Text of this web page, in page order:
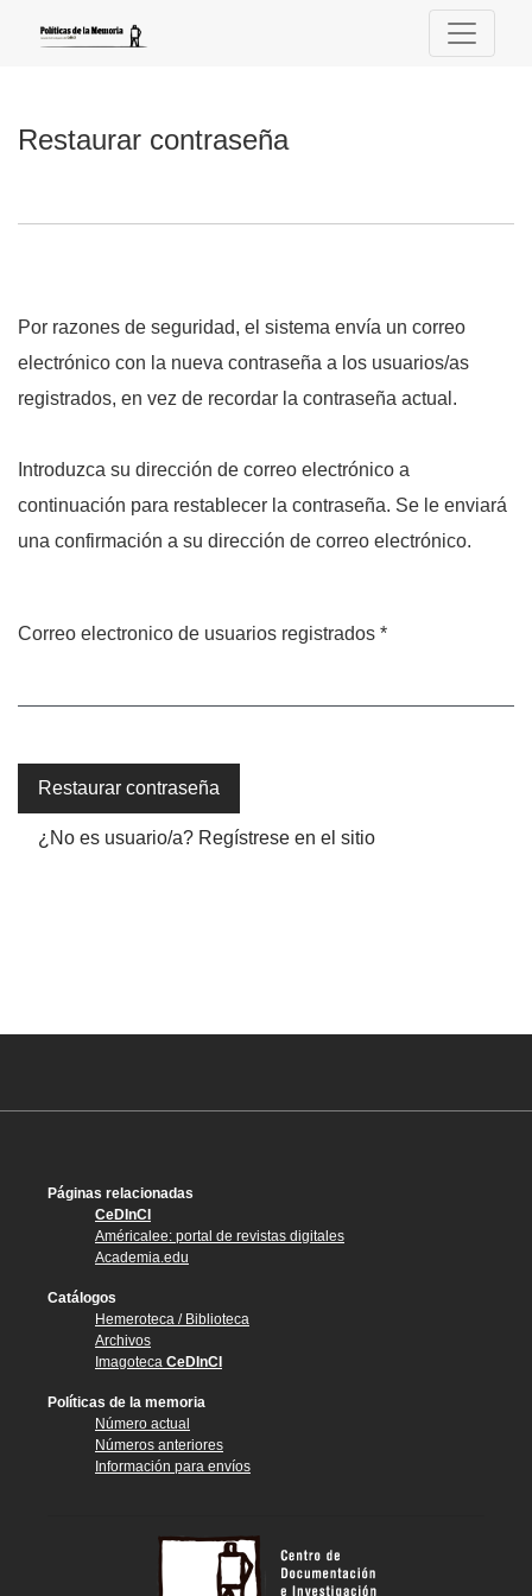
Restaurar contraseña
Por razones de seguridad, el sistema envía un correo
electrónico con la nueva contraseña a los usuarios/as
registrados, en vez de recordar la contraseña actual.
Introduzca su dirección de correo electrónico a
continuación para restablecer la contraseña. Se le enviará
una confirmación a su dirección de correo electrónico.
Correo electronico de usuarios registrados *
Restaurar contraseña
¿No es usuario/a? Regístrese en el sitio
Páginas relacionadas
CeDInCI
Américalee: portal de revistas digitales
Academia.edu
Catálogos
Hemeroteca / Biblioteca
Archivos
Imagoteca CeDInCI
Políticas de la memoria
Número actual
Números anteriores
Información para envíos